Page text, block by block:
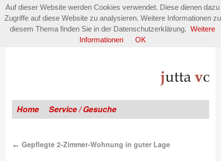
Home Service / Gesuche
← Gepflegte 2-Zimmer-Wohnung in guter Lage
Auf dieser Website werden Cookies verwendet. Diese dienen dazu
Zugriffe auf diese Website zu analysieren. Weitere Informationen zu
diesem Thema finden Sie in der Datenschutzerklärung. Weitere
Informationen
OK